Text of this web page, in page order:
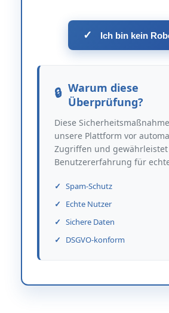
✓ Ich bin kein
Warum diese
Überprüfung?
Diese
unsere Plattform vor
Zugriffen und
Benutzererfahrung für
Spam-Schutz
Echte Nutzer
Sichere Daten
DSGVO-konform